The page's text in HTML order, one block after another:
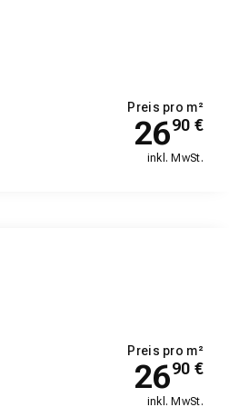
Preis pro m²
2690 €
inkl. MwSt.
Preis pro m²
2690 €
inkl. MwSt.